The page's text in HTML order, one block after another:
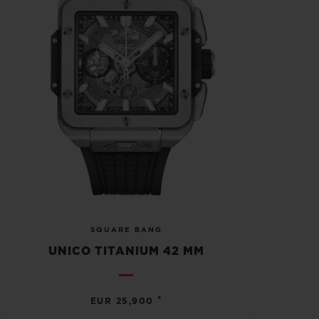
SQUARE BANG
UNICO TITANIUM 42 MM
EUR 25,900 •